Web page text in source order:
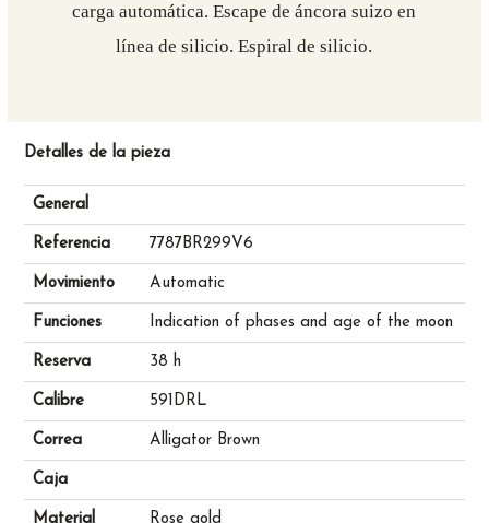
carga automática. Escape de áncora suizo en
línea de silicio. Espiral de silicio.
Detalles de la pieza
General
Referencia 7787BR299V6
Movimiento Automatic
Funciones Indication of phases and age of the moon
Reserva 38 h
Calibre 591DRL
Correa Alligator Brown
Caja
Material Rose gold